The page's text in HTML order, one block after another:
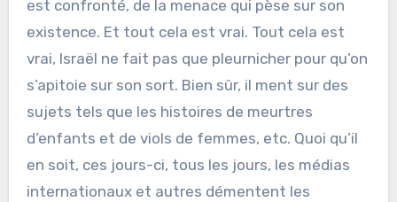
est confronté, de la menace qui pèse sur son
existence. Et tout cela est vrai. Tout cela est
vrai, Israël ne fait pas que pleurnicher pour qu’on
s’apitoie sur son sort. Bien sûr, il ment sur des
sujets tels que les histoires de meurtres
d’enfants et de viols de femmes, etc. Quoi qu’il
en soit, ces jours-ci, tous les jours, les médias
internationaux et autres démentent les